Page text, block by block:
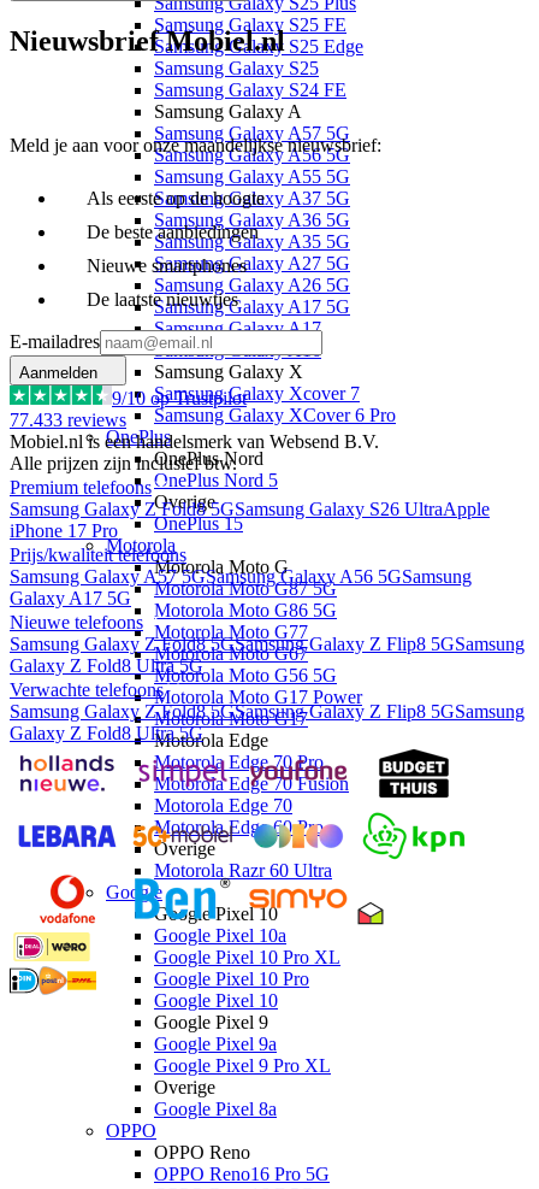
Samsung Galaxy S25 FE
Samsung Galaxy S25 Edge
Samsung Galaxy S25
Samsung Galaxy S24 FE
Samsung Galaxy A
Samsung Galaxy A57 5G
Samsung Galaxy A56 5G
Samsung Galaxy A55 5G
Samsung Galaxy A37 5G
Samsung Galaxy A36 5G
Samsung Galaxy A35 5G
Samsung Galaxy A27 5G
Samsung Galaxy A26 5G
Samsung Galaxy A17 5G
Samsung Galaxy A17
Samsung Galaxy A16
Samsung Galaxy X
Samsung Galaxy Xcover 7
Samsung Galaxy XCover 6 Pro
OnePlus
OnePlus Nord
OnePlus Nord 5
Overige
OnePlus 15
Motorola
Motorola Moto G
Motorola Moto G87 5G
Motorola Moto G86 5G
Motorola Moto G77
Motorola Moto G67
Motorola Moto G56 5G
Motorola Moto G17 Power
Motorola Moto G17
Motorola Edge
Motorola Edge 70 Pro
Motorola Edge 70 Fusion
Motorola Edge 70
Motorola Edge 60 Pro
Overige
Motorola Razr 60 Ultra
Google
Google Pixel 10
Google Pixel 10a
Google Pixel 10 Pro XL
Google Pixel 10 Pro
Google Pixel 10
Google Pixel 9
Google Pixel 9a
Google Pixel 9 Pro XL
Overige
Google Pixel 8a
OPPO
OPPO Reno
OPPO Reno16 Pro 5G
Nieuwsbrief Mobiel.nl
Meld je aan voor onze maandelijkse nieuwsbrief:
Als eerste op de hoogte
De beste aanbiedingen
Nieuwe smartphones
De laatste nieuwtjes
E-mailadres
Aanmelden
9/10 op Trustpilot
77.433 reviews
Mobiel.nl is een handelsmerk van Websend B.V.
Alle prijzen zijn inclusief btw.
Premium telefoons
Samsung Galaxy Z Fold8 5GSamsung Galaxy S26 UltraApple
iPhone 17 Pro
Prijs/kwaliteit telefoons
Samsung Galaxy A57 5GSamsung Galaxy A56 5GSamsung
Galaxy A17 5G
Nieuwe telefoons
Samsung Galaxy Z Fold8 5GSamsung Galaxy Z Flip8 5GSamsung
Galaxy Z Fold8 Ultra 5G
Verwachte telefoons
Samsung Galaxy Z Fold8 5GSamsung Galaxy Z Flip8 5GSamsung
Galaxy Z Fold8 Ultra 5G